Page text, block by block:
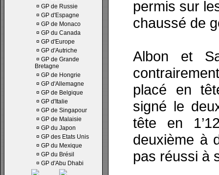
¤ GP de Russie
¤ GP d'Espagne
¤ GP de Monaco
¤ GP du Canada
¤ GP d'Europe
¤ GP d'Autriche
¤ GP de Grande
Bretagne
¤ GP de Hongrie
¤ GP d'Allemagne
¤ GP de Belgique
¤ GP d'Italie
¤ GP de Singapour
¤ GP de Malaisie
¤ GP du Japon
¤ GP des Etats Unis
¤ GP du Mexique
¤ GP du Brésil
¤ GP d'Abu Dhabi
permis sur
chaussé de
Albon et
placé en
signé le
tête en
deuxième à
pas réussi à